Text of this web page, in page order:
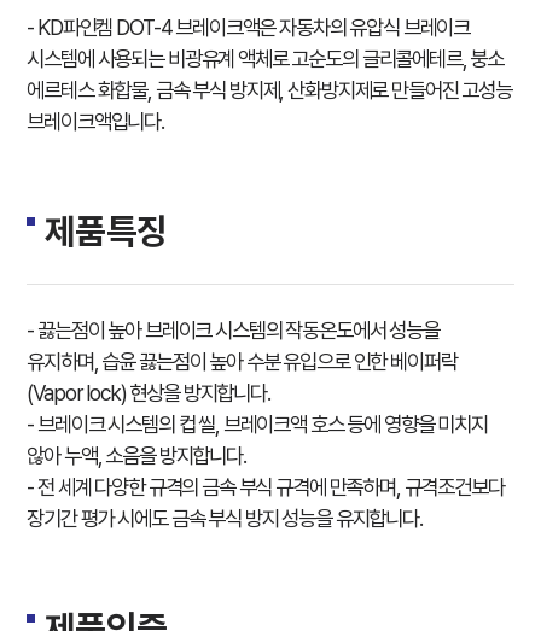
- KD파인켐 DOT-4 브레이크액은 자동차의 유압식 브레이크
시스템에 사용되는 비광유계 액체로 고순도의 글리콜에테르, 붕소
에르테스 화합물, 금속 부식 방지제, 산화방지제로 만들어진 고성능
브레이크액입니다.
제품특징
- 끓는점이 높아 브레이크 시스템의 작동온도에서 성능을
유지하며, 습윤 끓는점이 높아 수분 유입으로 인한 베이퍼락
(Vapor lock) 현상을 방지합니다.
- 브레이크 시스템의 컵 씰, 브레이크액 호스 등에 영향을 미치지
않아 누액, 소음을 방지합니다.
- 전 세계 다양한 규격의 금속 부식 규격에 만족하며, 규격조건보다
장기간 평가 시에도 금속 부식 방지 성능을 유지합니다.